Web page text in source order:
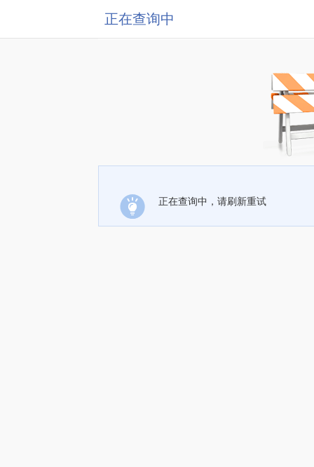
正在查询中
正在查询中，请刷新重试